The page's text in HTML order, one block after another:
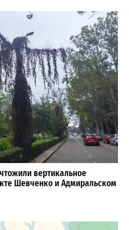
вертикальное
Шевченко и Адмиральском